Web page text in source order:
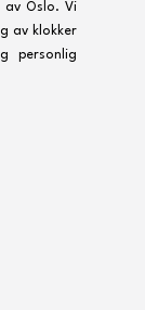
Oslo. Vi
av klokker
personlig